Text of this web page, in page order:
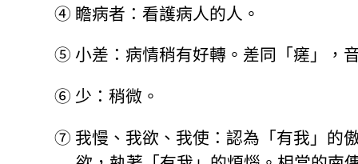
④ 瞻病者：看護病人的人。
⑤ 小差：病情稍有好轉。差同「瘥」，
⑥ 少：稍微。
⑦ 我慢、我欲、我使：認為「有我」的